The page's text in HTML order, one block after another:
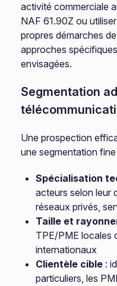
activité commerciale
NAF 61.90Z ou
propres démarches
approches
envisagées.
Segmentation
Une prospection
une segmentation
Spécialisation
acteurs selon leur
réseaux privés,
Taille et
TPE/PME locales
internationaux
Clientèle cible :
particuliers, les